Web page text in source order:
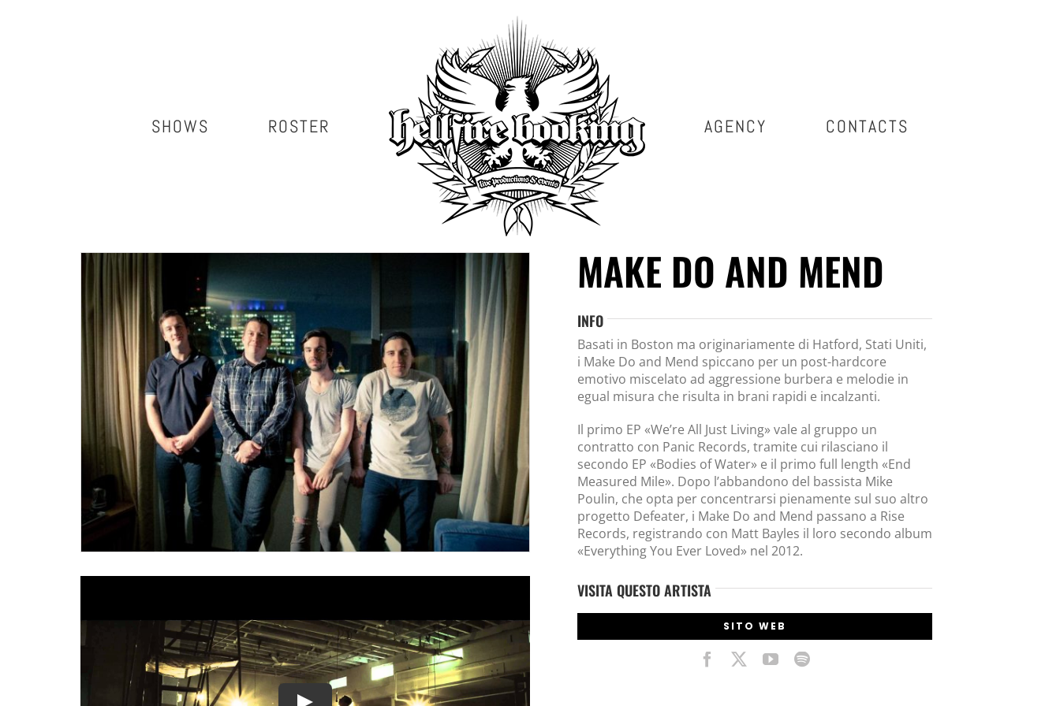
SHOWS ROSTER AGENCY CONTACTS
MAKE DO AND MEND
INFO
Basati in Boston ma originariamente di Hatford, Stati Uniti,
i Make Do and Mend spiccano per un post-hardcore
emotivo miscelato ad aggressione burbera e melodie in
egual misura che risulta in brani rapidi e incalzanti.
Il primo EP «We’re All Just Living» vale al gruppo un
contratto con Panic Records, tramite cui rilasciano il
secondo EP «Bodies of Water» e il primo full length «End
Measured Mile». Dopo l’abbandono del bassista Mike
Poulin, che opta per concentrarsi pienamente sul suo altro
progetto Defeater, i Make Do and Mend passano a Rise
Records, registrando con Matt Bayles il loro secondo album
«Everything You Ever Loved» nel 2012.
VISITA QUESTO ARTISTA
SITO WEB